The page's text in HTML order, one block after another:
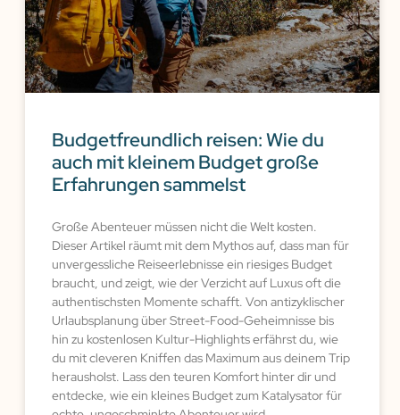
Budgetfreundlich reisen: Wie du
auch mit kleinem Budget große
Erfahrungen sammelst
Große Abenteuer müssen nicht die Welt kosten.
Dieser Artikel räumt mit dem Mythos auf, dass man für
unvergessliche Reiseerlebnisse ein riesiges Budget
braucht, und zeigt, wie der Verzicht auf Luxus oft die
authentischsten Momente schafft. Von antizyklischer
Urlaubsplanung über Street-Food-Geheimnisse bis
hin zu kostenlosen Kultur-Highlights erfährst du, wie
du mit cleveren Kniffen das Maximum aus deinem Trip
herausholst. Lass den teuren Komfort hinter dir und
entdecke, wie ein kleines Budget zum Katalysator für